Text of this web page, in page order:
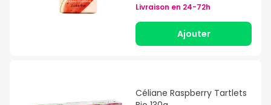
Livraison en 24-72h
Ajouter
Céliane Raspberry Tartlets